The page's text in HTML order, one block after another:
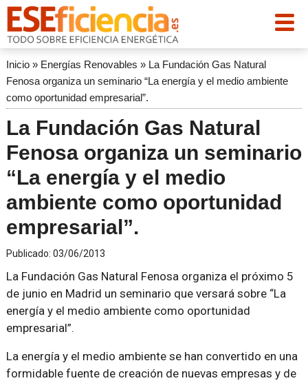
Inicio» Energías Renovables » La Fundación Gas Natural
Fenosa organiza un seminario “La energía y el medio ambiente
como oportunidad empresarial”.
La Fundación Gas Natural
Fenosa organiza un seminario
“La energía y el medio
ambiente como oportunidad
empresarial”.
Publicado: 03/06/2013
La Fundación Gas Natural Fenosa organiza el próximo 5
de junio en Madrid un seminario que versará sobre “La
energía y el medio ambiente como oportunidad
empresarial”.
La energía y el medio ambiente se han convertido en una
formidable fuente de creación de nuevas empresas y de